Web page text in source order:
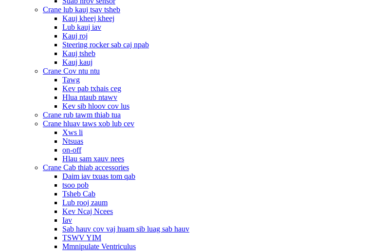
Crane lub kauj tsav tsheb
Kauj kheej kheej
Lub kauj iav
Kauj roj
Steering rocker sab caj npab
Kauj tsheb
Kauj kauj
Crane Cov ntu ntu
Tawg
Kev pab txhais ceg
Hlua ntaub ntawv
Kev sib hloov cov lus
Crane rub tawm thiab tua
Crane hluav taws xob lub cev
Xws li
Ntsuas
on-off
Hlau sam xauv nees
Crane Cab thiab accessories
Daim iav txuas tom qab
tsoo pob
Tsheb Cab
Lub rooj zaum
Kev Ncaj Ncees
Iav
Sab hauv cov vaj huam sib luag sab hauv
TSWV YIM
Mmnipulate Ventriculus